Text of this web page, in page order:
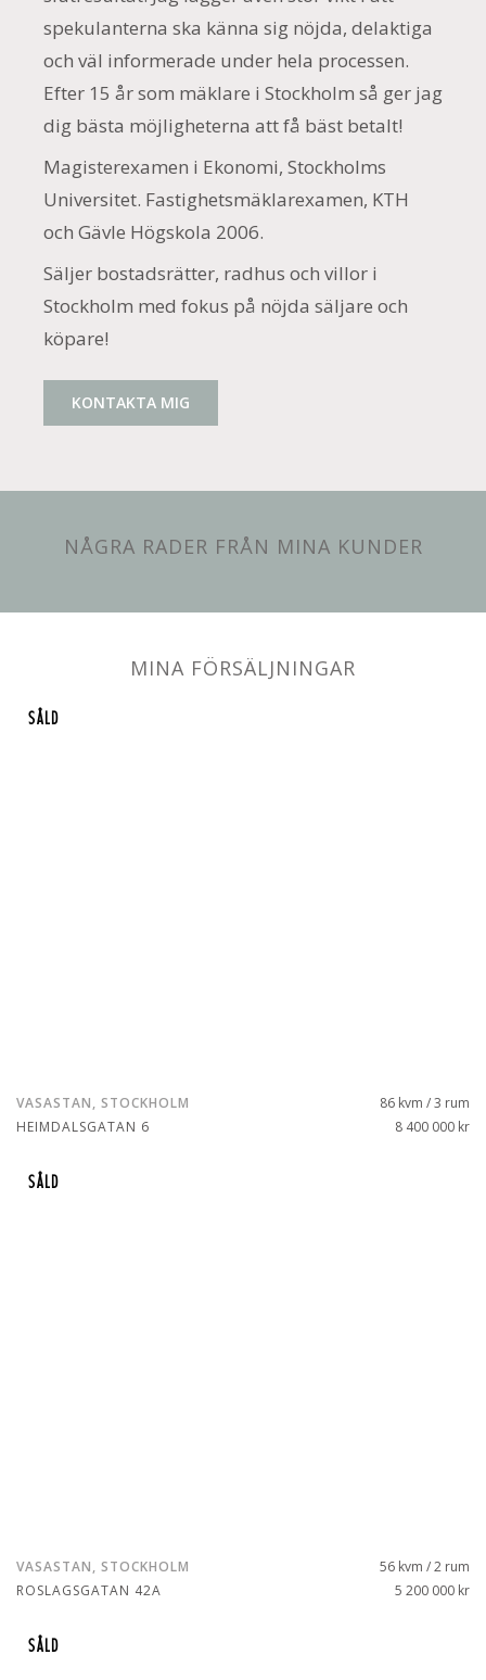
spekulanterna ska känna sig nöjda, delaktiga
och väl informerade under hela processen.
Efter 15 år som mäklare i Stockholm så ger jag
dig bästa möjligheterna att få bäst betalt!
Magisterexamen i Ekonomi, Stockholms
Universitet. Fastighetsmäklarexamen, KTH
och Gävle Högskola 2006.
Säljer bostadsrätter, radhus och villor i
Stockholm med fokus på nöjda säljare och
köpare!
KONTAKTA MIG
NÅGRA RADER FRÅN MINA KUNDER
MINA FÖRSÄLJNINGAR
SÅLD
VASASTAN, STOCKHOLM
HEIMDALSGATAN 6
86 kvm / 3 rum
8 400 000 kr
SÅLD
VASASTAN, STOCKHOLM
ROSLAGSGATAN 42A
56 kvm / 2 rum
5 200 000 kr
SÅLD